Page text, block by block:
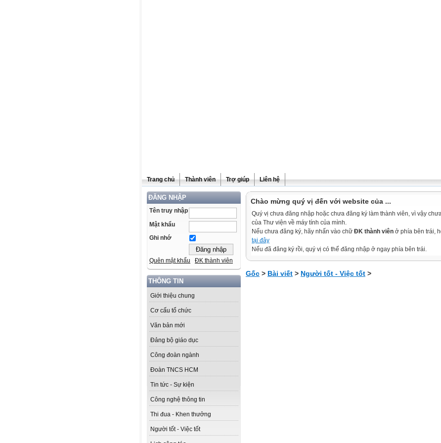
Trang chủ Thành viên Trợ giúp Liên hệ
ĐĂNG NHẬP
Tên truy nhập
Mật khẩu
Ghi nhớ
Quên mật khẩu ĐK thành viên
THÔNG TIN
Giới thiệu chung
Cơ cấu tổ chức
Văn bản mới
Đảng bộ giáo dục
Công đoàn ngành
Đoàn TNCS HCM
Tin tức - Sự kiện
Công nghệ thông tin
Thi đua - Khen thưởng
Người tốt - Việc tốt
Chào mừng quý vị đến với website của ...
Quý vị chưa đăng nhập hoặc chưa đăng ký làm thành viên, vì vậy
của Thư viện về máy tính của mình.
Nếu chưa đăng ký, hãy nhấn vào chữ ĐK thành viên ở phía bên trái,
tại đây
Nếu đã đăng ký rồi, quý vị có thể đăng nhập ở ngay phía bên trái.
Gốc > Bài viết > Người tốt - Việc tốt >